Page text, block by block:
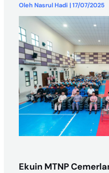
Oleh Nasrul Hadi |17/07/2025
Ekuin MTNP